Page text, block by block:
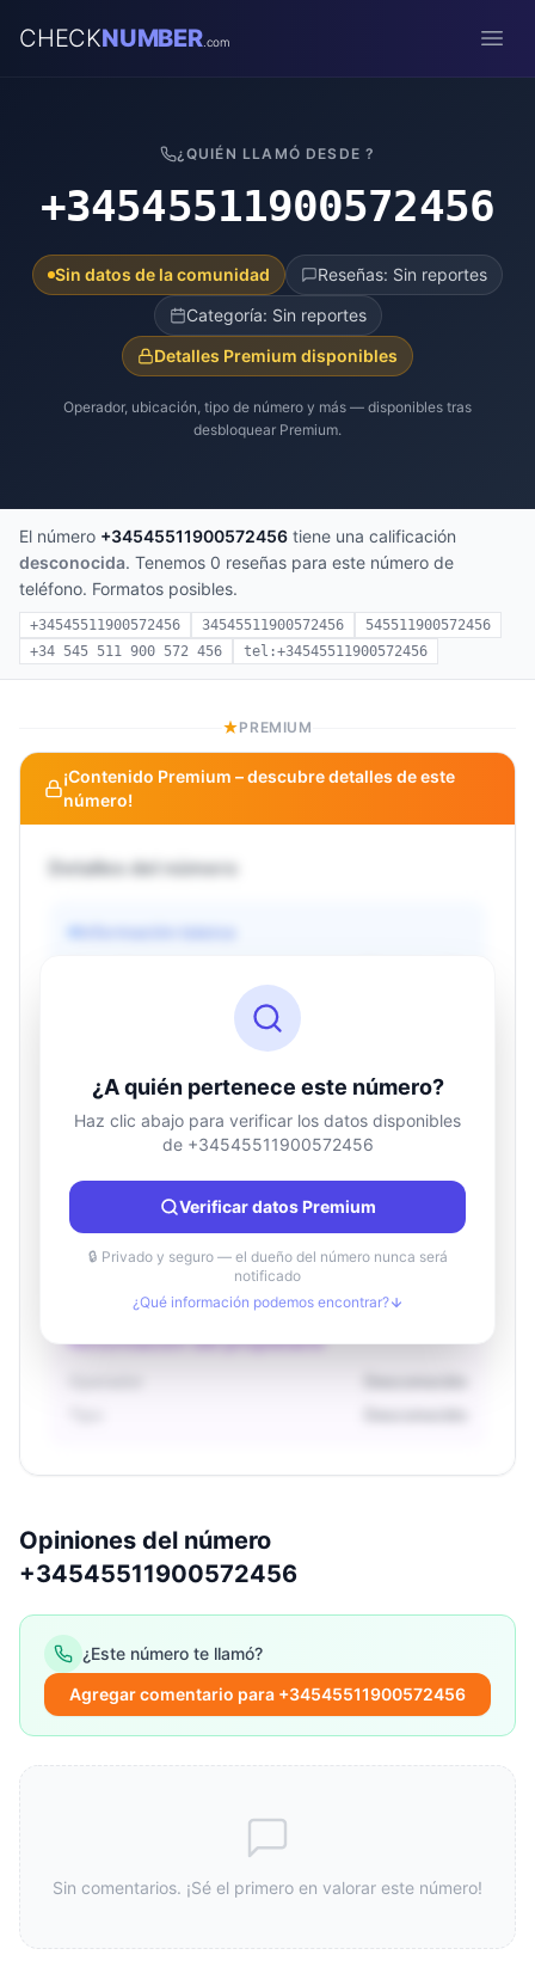
CHECKNUMBER.com
¿QUIÉN LLAMÓ DESDE ?
+34545511900572456
Sin datos de la comunidad
Reseñas: Sin reportes
Categoría: Sin reportes
Detalles Premium disponibles
Operador, ubicación, tipo de número y más — disponibles tras
desbloquear Premium.
El número +34545511900572456 tiene una calificación
desconocida. Tenemos 0 reseñas para este número de
teléfono. Formatos posibles.
+34545511900572456 34545511900572456
545511900572456
+34 545 511 900 572 456
tel:+34545511900572456
PREMIUM
¡Contenido Premium – descubre detalles de este
número!
Detalles del número
Información básica
Información de ubicación
País
Desconocido
Ciudad
Desconocido
Región
Desconocido
Información del propietario
¿A quién pertenece este número?
Haz clic abajo para verificar los datos disponibles
de +34545511900572456
Verificar datos Premium
🔒 Privado y seguro — el dueño del número nunca será
notificado
¿Qué información podemos encontrar?
Opiniones del número
+34545511900572456
¿Este número te llamó?
Agregar comentario para +34545511900572456
Sin comentarios. ¡Sé el primero en valorar este número!